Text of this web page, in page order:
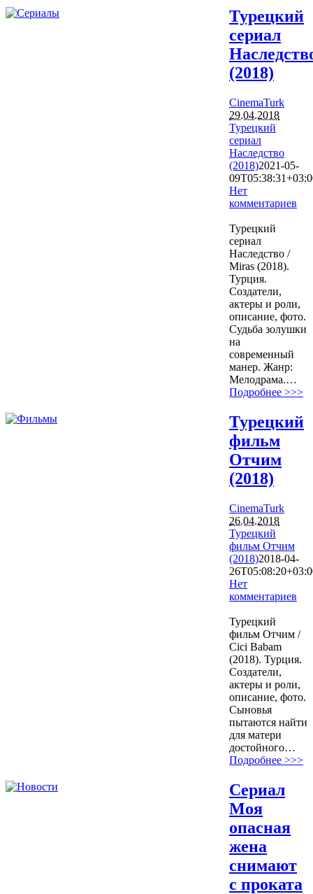
Турецкий
сериал
(2018)
CinemaTurk
29.04.2018
Турецкий
сериал
Наследство
(2018)2021-05-
Нет
комментариев
Турецкий
сериал
Наследство /
Miras (2018).
Турция.
Создатели,
актеры и роли,
описание, фото.
Судьба золушки
на
современный
манер. Жанр:
Мелодрама.…
Подробнее >>>
Турецкий
фильм
Отчим
(2018)
CinemaTurk
26.04.2018
Турецкий
фильм Отчим
(2018)2018-04-
Нет
комментариев
Турецкий
фильм Отчим /
Cici Babam
(2018). Турция.
Создатели,
актеры и роли,
описание, фото.
Сыновья
пытаются найти
для матери
достойного…
Подробнее >>>
Сериал
Моя
опасная
жена
снимают
с проката